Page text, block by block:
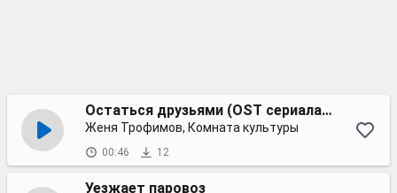
Остаться друзьями (OST сериала "Остаться друзьями")
Женя Трофимов, Комната культуры
00:46 12
Уезжает паровоз